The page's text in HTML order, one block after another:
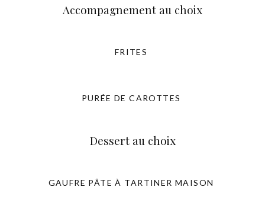
Accompagnement au choix
FRITES
PURÉE DE CAROTTES
Dessert au choix
GAUFRE PÂTE À TARTINER MAISON